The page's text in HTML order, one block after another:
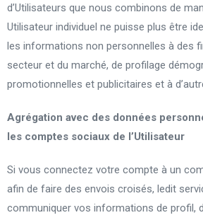
d’Utilisateurs que nous combinons de
Utilisateur individuel ne puisse plus être
les informations non personnelles à des
secteur et du marché, de profilage
promotionnelles et publicitaires et à
Agrégation avec des données
les comptes sociaux de l’Utilisateur
Si vous connectez votre compte à un
afin de faire des envois croisés, ledit
communiquer vos informations de profil,